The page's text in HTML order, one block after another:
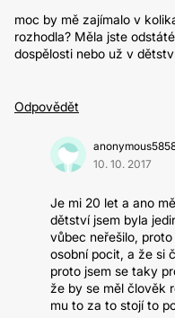
moc by mě zajímalo v
rozhodla? Měla jste
dospělosti nebo už v
Odpovědět
10. 10. 2017
Je mi 20 let a ano
dětství jsem byla
vůbec neřešilo,
osobní pocit, a že si
proto jsem se taky
že by se měl člověk
mu to za to stojí to